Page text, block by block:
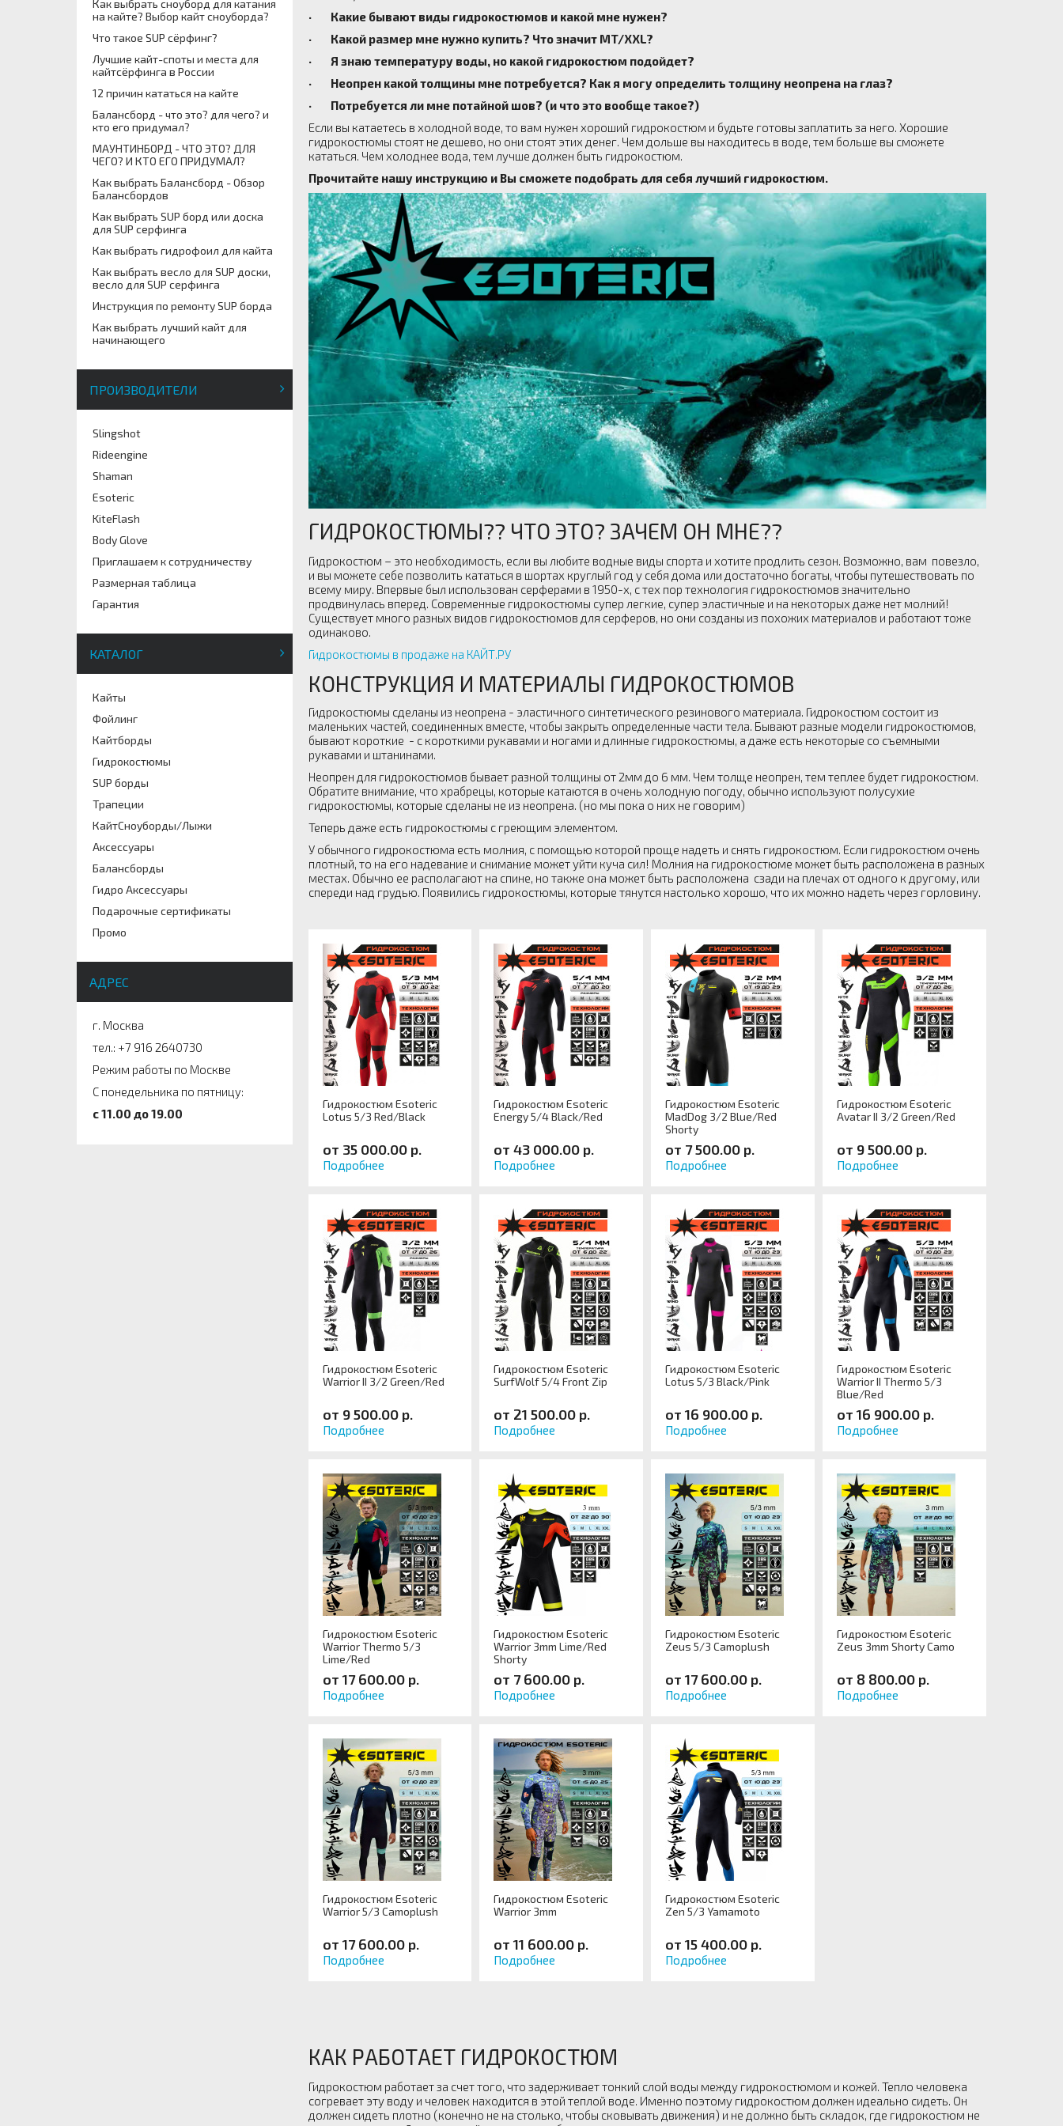
Как выбрать сноуборд для катания
на кайте? Выбор кайт сноуборда?
Что такое SUP сёрфинг?
Лучшие кайт-споты и места для
кайтсёрфинга в России
12 причин кататься на кайте
Балансборд - что это? для чего? и
кто его придумал?
МАУНТИНБОРД - ЧТО ЭТО? ДЛЯ
ЧЕГО? И КТО ЕГО ПРИДУМАЛ?
Как выбрать Балансборд - Обзор
Балансбордов
Как выбрать SUP борд или доска
для SUP серфинга
Как выбрать гидрофоил для кайта
Как выбрать весло для SUP доски,
весло для SUP серфинга
Инструкция по ремонту SUP борда
Как выбрать лучший кайт для
начинающего
ПРОИЗВОДИТЕЛИ
Slingshot
Rideengine
Shaman
Esoteric
KiteFlash
Body Glove
Приглашаем к сотрудничеству
Размерная таблица
Гарантия
КАТАЛОГ
Кайты
Фойлинг
Кайтборды
Гидрокостюмы
SUP борды
Трапеции
КайтСноуборды/Лыжи
Аксессуары
Балансборды
Гидро Аксессуары
Подарочные сертификаты
Промо
АДРЕС
г. Москва
тел.: +7 916 2640730
Режим работы по Москве
С понедельника по пятницу:
c 11.00 до 19.00
· Какие бывают виды гидрокостюмов и какой мне нужен?
· Какой размер мне нужно купить? Что значит MT/XXL?
· Я знаю температуру воды, но какой гидрокостюм подойдет?
· Неопрен какой толщины мне потребуется? Как я могу определить толщину неопрена на глаз?
· Потребуется ли мне потайной шов? (и что это вообще такое?)
Если вы катаетесь в холодной воде, то вам нужен хороший гидрокостюм и будьте готовы заплатить за него. Хорошие
гидрокостюмы стоят не дешево, но они стоят этих денег. Чем дольше вы находитесь в воде, тем больше вы сможете
кататься. Чем холоднее вода, тем лучше должен быть гидрокостюм.
Прочитайте нашу инструкцию и Вы сможете подобрать для себя лучший гидрокостюм.
ГИДРОКОСТЮМЫ?? ЧТО ЭТО? ЗАЧЕМ ОН МНЕ??
Гидрокостюм – это необходимость, если вы любите водные виды спорта и хотите продлить сезон. Возможно, вам повезло,
и вы можете себе позволить кататься в шортах круглый год у себя дома или достаточно богаты, чтобы путешествовать по
всему миру. Впервые был использован серферами в 1950-х, с тех пор технология гидрокостюмов значительно
продвинулась вперед. Современные гидрокостюмы супер легкие, супер эластичные и на некоторых даже нет молний!
Существует много разных видов гидрокостюмов для серферов, но они созданы из похожих материалов и работают тоже
одинаково.
Гидрокостюмы в продаже на КАЙТ.РУ
КОНСТРУКЦИЯ И МАТЕРИАЛЫ ГИДРОКОСТЮМОВ
Гидрокостюмы сделаны из неопрена - эластичного синтетического резинового материала. Гидрокостюм состоит из
маленьких частей, соединенных вместе, чтобы закрыть определенные части тела. Бывают разные модели гидрокостюмов,
бывают короткие - с короткими рукавами и ногами и длинные гидрокостюмы, а даже есть некоторые со съемными
рукавами и штанинами.
Неопрен для гидрокостюмов бывает разной толщины от 2мм до 6 мм. Чем толще неопрен, тем теплее будет гидрокостюм.
Обратите внимание, что храбрецы, которые катаются в очень холодную погоду, обычно используют полусухие
гидрокостюмы, которые сделаны не из неопрена. (но мы пока о них не говорим)
Теперь даже есть гидрокостюмы с греющим элементом.
У обычного гидрокостюма есть молния, с помощью которой проще надеть и снять гидрокостюм. Если гидрокостюм очень
плотный, то на его надевание и снимание может уйти куча сил! Молния на гидрокостюме может быть расположена в разных
местах. Обычно ее располагают на спине, но также она может быть расположена сзади на плечах от одного к другому, или
спереди над грудью. Появились гидрокостюмы, которые тянутся настолько хорошо, что их можно надеть через горловину.
Гидрокостюм Esoteric
Lotus 5/3 Red/Black
от 35 000.00 р.
Подробнее
Гидрокостюм Esoteric
Energy 5/4 Black/Red
от 43 000.00 р.
Подробнее
Гидрокостюм Esoteric
MadDog 3/2 Blue/Red
Shorty
от 7 500.00 р.
Подробнее
Гидрокостюм Esoteric
Avatar II 3/2 Green/Red
от 9 500.00 р.
Подробнее
Гидрокостюм Esoteric
Warrior II 3/2 Green/Red
от 9 500.00 р.
Подробнее
Гидрокостюм Esoteric
SurfWolf 5/4 Front Zip
от 21 500.00 р.
Подробнее
Гидрокостюм Esoteric
Lotus 5/3 Black/Pink
от 16 900.00 р.
Подробнее
Гидрокостюм Esoteric
Warrior II Thermo 5/3
Blue/Red
от 16 900.00 р.
Подробнее
Гидрокостюм Esoteric
Warrior Thermo 5/3
Lime/Red
от 17 600.00 р.
Подробнее
Гидрокостюм Esoteric
Warrior 3mm Lime/Red
Shorty
от 7 600.00 р.
Подробнее
Гидрокостюм Esoteric
Zeus 5/3 Camoplush
от 17 600.00 р.
Подробнее
Гидрокостюм Esoteric
Zeus 3mm Shorty Camo
от 8 800.00 р.
Подробнее
Гидрокостюм Esoteric
Warrior 5/3 Camoplush
от 17 600.00 р.
Подробнее
Гидрокостюм Esoteric
Warrior 3mm
от 11 600.00 р.
Подробнее
Гидрокостюм Esoteric
Zen 5/3 Yamamoto
от 15 400.00 р.
Подробнее
КАК РАБОТАЕТ ГИДРОКОСТЮМ
Гидрокостюм работает за счет того, что задерживает тонкий слой воды между гидрокостюмом и кожей. Тепло человека
согревает эту воду и человек находится в этой теплой воде. Именно поэтому гидрокостюм должен идеально сидеть. Он
должен сидеть плотно (конечно не на столько, чтобы сковывать движения) и не должно быть складок, где гидрокостюм не